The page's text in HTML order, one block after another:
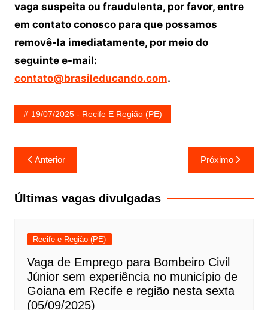
vaga suspeita ou fraudulenta, por favor, entre
em contato conosco para que possamos
removê-la imediatamente, por meio do
seguinte e-mail:
contato@brasileducando.com.
19/07/2025 - Recife E Região (PE)
Navegação
de
Post
Anterior Próximo
Últimas vagas divulgadas
Recife e Região (PE)
Vaga de Emprego para Bombeiro Civil
Júnior sem experiência no município de
Goiana em Recife e região nesta sexta
(05/09/2025)